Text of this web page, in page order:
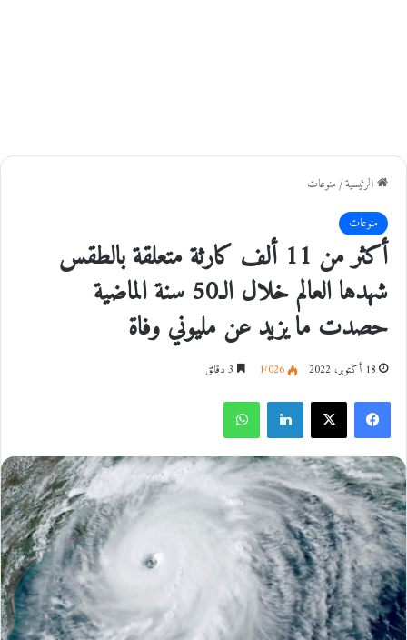
الرئيسية/منوعات
منوعات
أكثر من 11 ألف كارثة متعلقة بالطقس
شهدها العالم خلال الـ50 سنة الماضية
حصدت ما يزيد عن مليوني وفاة
18 أكتوبر، 2022 1٬026
فيسبوك